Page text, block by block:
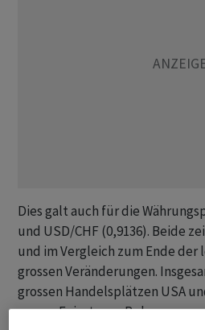
Dies galt auch für die
und USD/CHF (0,9136). Beide
und im Vergleich zum Ende der
grossen Veränderungen.
grossen Handelsplätzen USA
wegen Feiertagen Ruhe.